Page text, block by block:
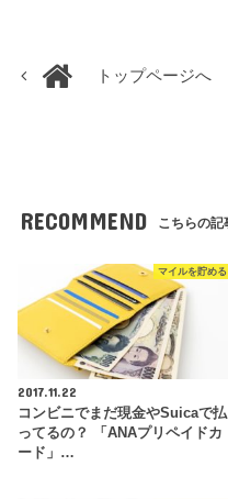
トップページへ
RECOMMEND こちらの記
マイルを貯める
2017.11.22
コンビニでまだ現金やSuicaで払
ってるの？ 「ANAプリペイドカ
ード」…